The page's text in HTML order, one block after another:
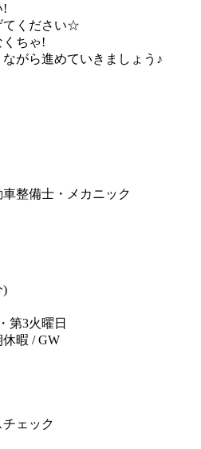
!
てください☆
ちゃ!
がら進めていきましょう♪
整備士・メカニック
)
第3火曜日
暇 / GW
ェック